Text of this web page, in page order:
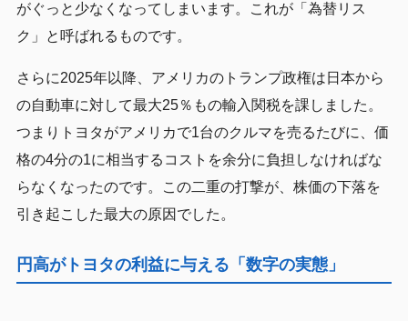
がぐっと少なくなってしまいます。これが「為替リス
ク」と呼ばれるものです。
さらに2025年以降、アメリカのトランプ政権は日本から
の自動車に対して最大25％もの輸入関税を課しました。
つまりトヨタがアメリカで1台のクルマを売るたびに、価
格の4分の1に相当するコストを余分に負担しなければな
らなくなったのです。この二重の打撃が、株価の下落を
引き起こした最大の原因でした。
円高がトヨタの利益に与える「数字の実態」